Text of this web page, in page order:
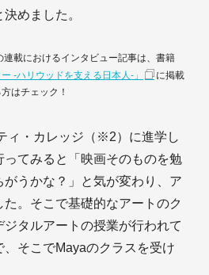
めました。
載におけるインタビュー記事は、書籍
-ハリウッドを支える日本人-」
に掲載
はチェック！
ィ・カレッジ（※2）に進学し
ってみると「映画そのものを勉
うかな？」と気が変わり、ア
。そこで基礎的なアートのク
タルアートの授業が行われて
そこでMayaのクラスを受け